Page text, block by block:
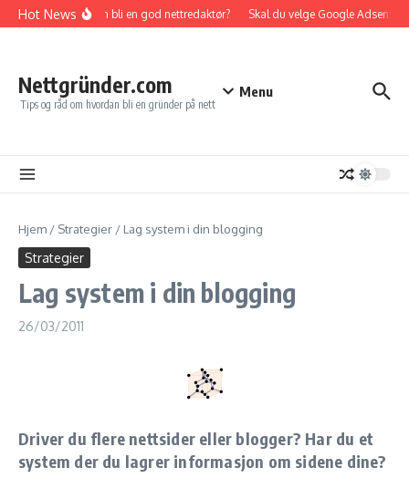
Gå til innhold
Hot NewsHvordan bli en god nettredaktør? Skal du velge Google Adsense
Nettgründer.com
Tips og råd om hvordan bli en gründer på nett
Menu
Hjem / Strategier / Lag system i din blogging
Strategier
Lag system i din blogging
26/03/2011
Driver du flere nettsider eller blogger? Har du et
system der du lagrer informasjon om sidene dine?